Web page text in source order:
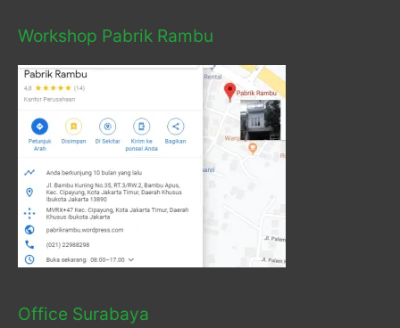
Workshop Pabrik Rambu
Office Surabaya